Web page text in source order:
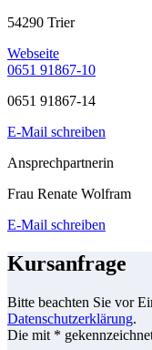
54290 Trier
Webseite
0651 91867-10
0651 91867-14
E-Mail schreiben
Ansprechpartnerin
Frau Renate Wolfram
E-Mail schreiben
Kursanfrage
Bitte beachten Sie vor
Datenschutzerklärung.
Die mit *